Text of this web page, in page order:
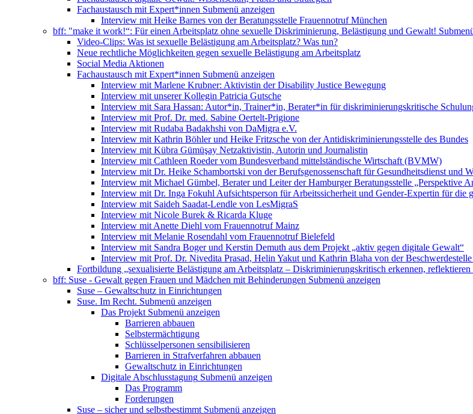
Fachaustausch mit Expert*innen Submenü anzeigen
Interview mit Heike Barnes von der Beratungsstelle Frauennotruf München
bff: "make it work!“: Für einen Arbeitsplatz ohne sexuelle Diskriminierung, Belästigung und Gewalt!
Video-Clips: Was ist sexuelle Belästigung am Arbeitsplatz? Was tun?
Neue rechtliche Möglichkeiten gegen sexuelle Belästigung am Arbeitsplatz
Social Media Aktionen
Fachaustausch mit Expert*innen Submenü anzeigen
Interview mit Marlene Krubner: Aktivistin der Disability Justice Bewegung
Interview mit unserer Kollegin Patricia Gutsche
Interview mit Sara Hassan: Autor*in, Trainer*in, Berater*in für diskriminierungskritische
Interview mit Prof. Dr. med. Sabine Oertelt-Prigione
Interview mit Rudaba Badakhshi von DaMigra e.V.
Interview mit Kathrin Böhler und Heike Fritzsche von der Antidiskriminierungsstelle des Bundes
Interview mit Kübra Gümüşay Netzaktivistin, Autorin und Journalistin
Interview mit Cathleen Roeder vom Bundesverband mittelständische Wirtschaft (BVMW)
Interview mit Dr. Heike Schambortski von der Berufsgenossenschaft für Gesundheitsdienst und
Interview mit Michael Gümbel, Berater und Leiter der Hamburger Beratungsstelle „Perspektive
Interview mit Dr. Inga Fokuhl Aufsichtsperson für Arbeitssicherheit und Gender-Expertin für die
Interview mit Saideh Saadat-Lendle von LesMigraS
Interview mit Nicole Burek & Ricarda Kluge
Interview mit Anette Diehl vom Frauennotruf Mainz
Interview mit Melanie Rosendahl vom Frauennotruf Bielefeld
Interview mit Sandra Boger und Kerstin Demuth aus dem Projekt „aktiv gegen digitale Gewalt“
Interview mit Prof. Dr. Nivedita Prasad, Helin Yakut und Kathrin Blaha von der
Fortbildung „sexualisierte Belästigung am Arbeitsplatz – Diskriminierungskritisch erkennen, reflektieren
bff: Suse - Gewalt gegen Frauen und Mädchen mit Behinderungen Submenü anzeigen
Suse – Gewaltschutz in Einrichtungen
Suse. Im Recht. Submenü anzeigen
Das Projekt Submenü anzeigen
Barrieren abbauen
Selbstermächtigung
Schlüsselpersonen sensibilisieren
Barrieren in Strafverfahren abbauen
Gewaltschutz in Einrichtungen
Digitale Abschlusstagung Submenü anzeigen
Das Programm
Forderungen
Suse – sicher und selbstbestimmt Submenü anzeigen